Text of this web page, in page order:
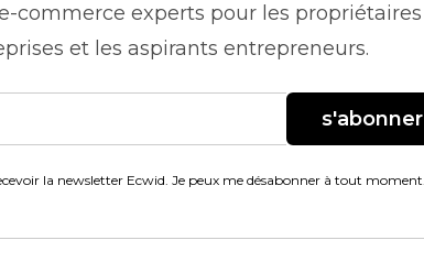
commerce experts pour les
et les aspirants entrepreneurs.
s'abonner
la newsletter Ecwid. Je peux me désabonner à tout moment.